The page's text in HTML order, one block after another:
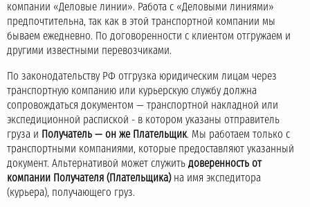
компании «Деловые линии». Работа с «Деловыми линиями»
предпочтительна, так как в этой транспортной компании мы
бываем ежедневно. По договоренности с клиентом отгружаем и
другими известными перевозчиками.
По законодательству РФ отгрузка юридическим лицам через
транспортную компанию или курьерскую службу должна
сопровождаться документом — транспортной накладной или
экспедиционной распиской - в котором указаны отправитель
груза и Получатель — он же Плательщик. Мы работаем только с
транспортными компаниями, которые предоставляют указанный
документ. Альтернативой может служить доверенность от
компании Получателя (Плательщика)на имя экспедитора
(курьера), получающего груз.